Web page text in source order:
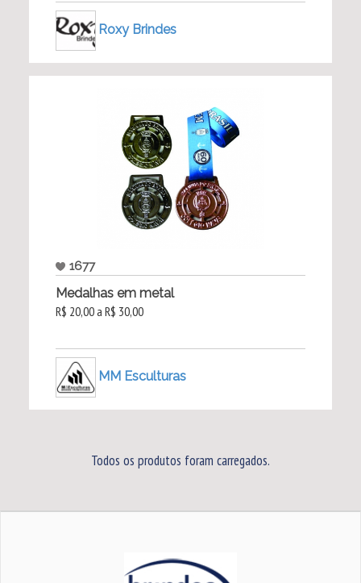
Roxy Brindes
1677
Medalhas em metal
R$ 20,00 a R$ 30,00
MM Esculturas
Todos os produtos foram carregados.